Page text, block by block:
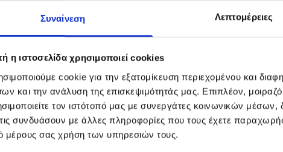
Συναίνεση Λεπτομέρειες
η ιστοσελίδα χρησιμοποιεί cookies
cookie για την εξατομίκευση περιεχομένου και
και την ανάλυση της επισκεψιμότητάς μας. Επιπλέον,
τον ιστότοπό μας με συνεργάτες κοινωνικών
συνδυάσουν με άλλες πληροφορίες που τους έχετε
μέρους σας χρήση των υπηρεσιών τους.
Η φλεγμονώδης αντίδραση μπορεί να προκαλέσει
εμποδίζει το δέρμα να διατηρεί υγρασία,
μειώνει τα φυσικά συστατικά που είναι υπεύθυνα για την
τη γήρανση.
επιταχύνει τη διαδικασία γήρανσης, ενισχύοντας
τη γήρανση της επιδερμίδας;